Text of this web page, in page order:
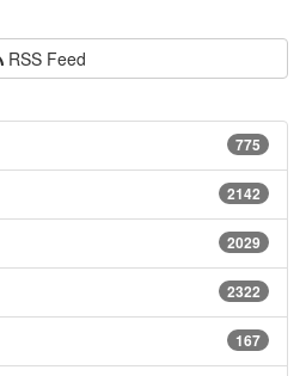
RSS Feed
775
2142
2029
2322
167